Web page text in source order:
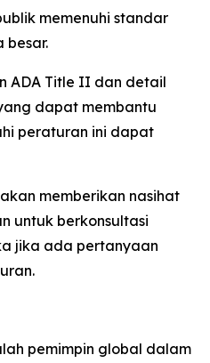
memenuhi standar
besar.
ADA Title II dan detail
dapat membantu
peraturan ini dapat
memberikan nasihat
untuk berkonsultasi
jika ada pertanyaan
pemimpin global dalam